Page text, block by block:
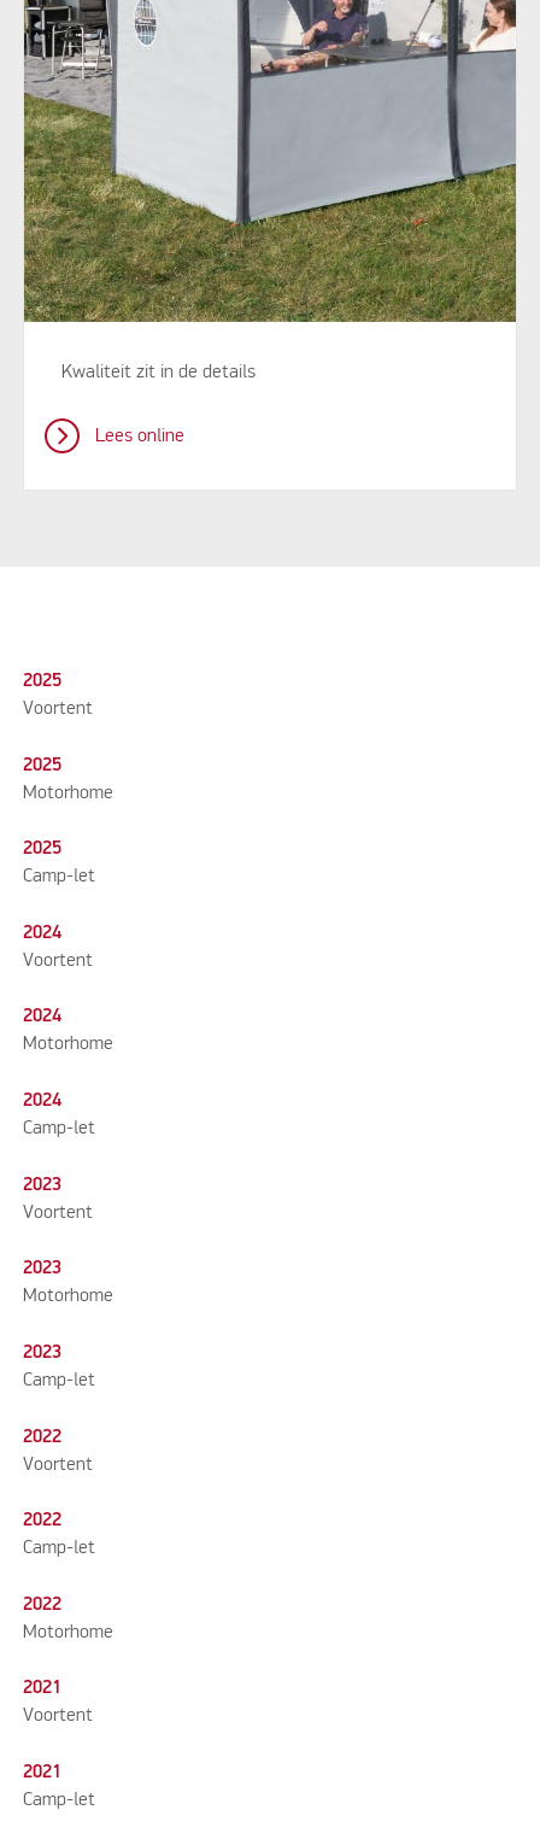
Kwaliteit zit in de details
Lees online
2025
Voortent
2025
Motorhome
2025
Camp-let
2024
Voortent
2024
Motorhome
2024
Camp-let
2023
Voortent
2023
Motorhome
2023
Camp-let
2022
Voortent
2022
Camp-let
2022
Motorhome
2021
Voortent
2021
Camp-let